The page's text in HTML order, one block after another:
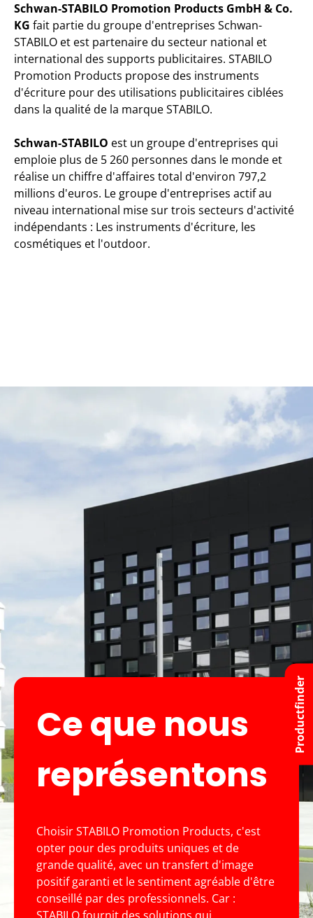
Schwan-STABILO Promotion Products GmbH & Co.
KG fait partie du groupe d'entreprises Schwan-
STABILO et est partenaire du secteur national et
international des supports publicitaires. STABILO
Promotion Products propose des instruments
d'écriture pour des utilisations publicitaires ciblées
dans la qualité de la marque STABILO.
Schwan-STABILO est un groupe d'entreprises qui
emploie plus de 5 260 personnes dans le monde et
réalise un chiffre d'affaires total d'environ 797,2
millions d'euros. Le groupe d'entreprises actif au
niveau international mise sur trois secteurs d'activité
indépendants : Les instruments d'écriture, les
cosmétiques et l'outdoor.
Ce que nous
représentons
Choisir STABILO Promotion Products, c'est
opter pour des produits uniques et de
grande qualité, avec un transfert d'image
positif garanti et le sentiment agréable d'être
conseillé par des professionnels. Car :
Productfinder